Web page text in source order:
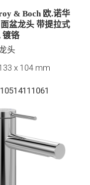
& Boch 欧.诺华
盆龙头 带提拉式
镀铬
头
x 104 mm